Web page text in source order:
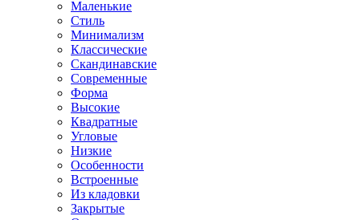
Маленькие
Стиль
Минимализм
Классические
Скандинавские
Современные
Форма
Высокие
Квадратные
Угловые
Низкие
Особенности
Встроенные
Из кладовки
Закрытые